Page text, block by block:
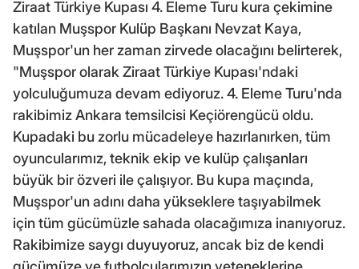
Ziraat Türkiye Kupası 4. Eleme Turu kura çekimine
katılan Muşspor Kulüp Başkanı Nevzat Kaya,
Muşspor'un her zaman zirvede olacağını belirterek,
"Muşspor olarak Ziraat Türkiye Kupası'ndaki
yolculuğumuza devam ediyoruz. 4. Eleme Turu'nda
rakibimiz Ankara temsilcisi Keçiörengücü oldu.
Kupadaki bu zorlu mücadeleye hazırlanırken, tüm
oyuncularımız, teknik ekip ve kulüp çalışanları
büyük bir özveri ile çalışıyor. Bu kupa maçında,
Muşspor'un adını daha yükseklere taşıyabilmek
için tüm gücümüzle sahada olacağımıza inanıyoruz.
Rakibimize saygı duyuyoruz, ancak biz de kendi